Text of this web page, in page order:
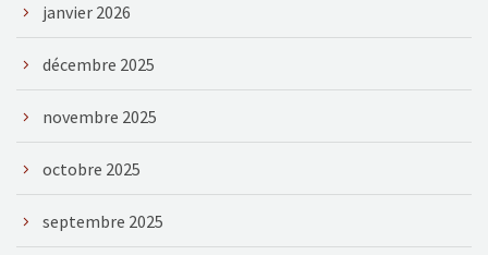
janvier 2026
décembre 2025
novembre 2025
octobre 2025
septembre 2025